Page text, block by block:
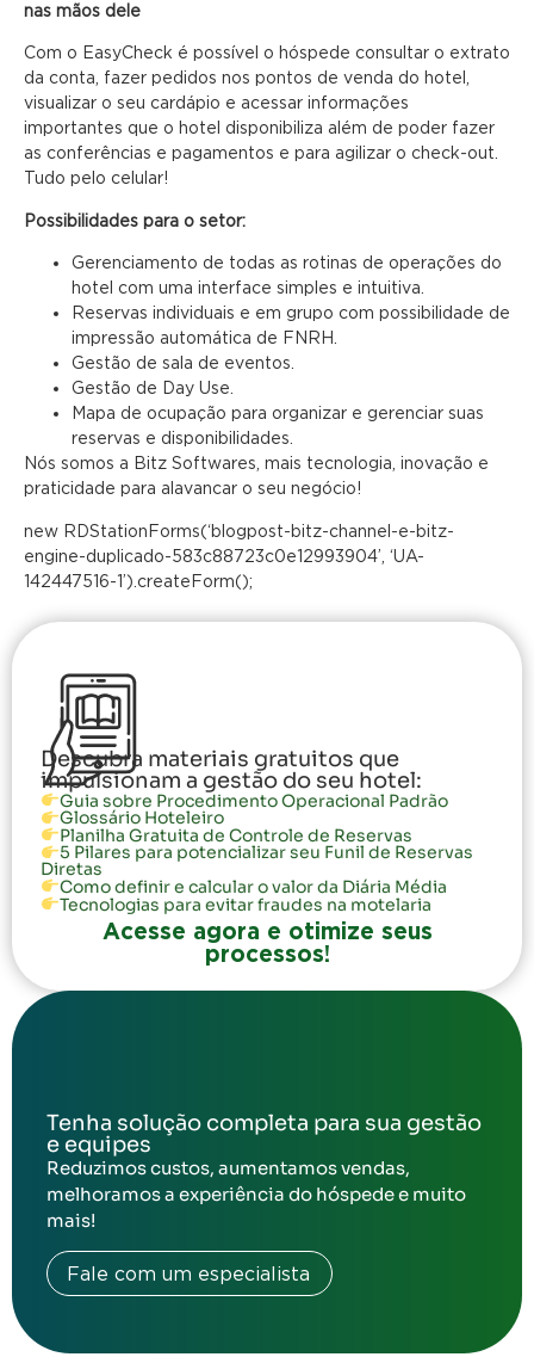
nas mãos dele
Com o EasyCheck é possível o hóspede consultar o extrato
da conta, fazer pedidos nos pontos de venda do hotel,
visualizar o seu cardápio e acessar informações
importantes que o hotel disponibiliza além de poder fazer
as conferências e pagamentos e para agilizar o check-out.
Tudo pelo celular!
Possibilidades para o setor:
Gerenciamento de todas as rotinas de operações do
hotel com uma interface simples e intuitiva.
Reservas individuais e em grupo com possibilidade de
impressão automática de FNRH.
Gestão de sala de eventos.
Gestão de Day Use.
Mapa de ocupação para organizar e gerenciar suas
reservas e disponibilidades.
Nós somos a Bitz Softwares, mais tecnologia, inovação e
praticidade para alavancar o seu negócio!
new RDStationForms(‘blogpost-bitz-channel-e-bitz-
engine-duplicado-583c88723c0e12993904’, ‘UA-
142447516-1’).createForm();
Descubra materiais gratuitos que
impulsionam a gestão do seu hotel:
Guia sobre Procedimento Operacional Padrão
Glossário Hoteleiro
Planilha Gratuita de Controle de Reservas
5 Pilares para potencializar seu Funil de Reservas
Diretas
Como definir e calcular o valor da Diária Média
Tecnologias para evitar fraudes na motelaria
Acesse agora e otimize seus
processos!
Tenha solução completa para sua gestão
e equipes
Reduzimos custos, aumentamos vendas,
melhoramos a experiência do hóspede e muito
mais!
Fale com um especialista